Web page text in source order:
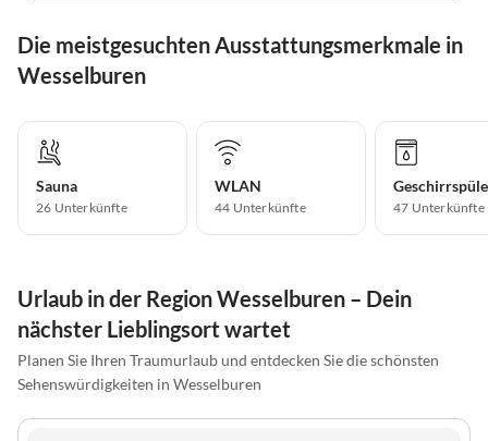
Die meistgesuchten Ausstattungsmerkmale in
Wesselburen
Sauna
26 Unterkünfte
WLAN
44 Unterkünfte 47 Unterkünfte
Urlaub in der Region Wesselburen – Dein
nächster Lieblingsort wartet
Planen Sie Ihren Traumurlaub und entdecken Sie die schönsten
Sehenswürdigkeiten in Wesselburen